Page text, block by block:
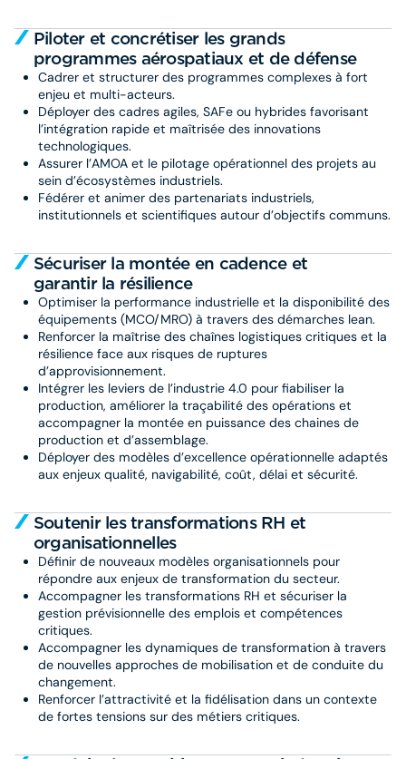
Piloter et concrétiser les grands
programmes aérospatiaux et de défense
Cadrer et structurer des programmes complexes à fort
enjeu et multi-acteurs.
Déployer des cadres agiles, SAFe ou hybrides favorisant
l’intégration rapide et maîtrisée des innovations
technologiques.
Assurer l’AMOA et le pilotage opérationnel des projets au
sein d’écosystèmes industriels.
Fédérer et animer des partenariats industriels,
institutionnels et scientifiques autour d’objectifs communs.
Sécuriser la montée en cadence et
garantir la résilience
Optimiser la performance industrielle et la disponibilité des
équipements (MCO/MRO) à travers des démarches lean.
Renforcer la maîtrise des chaînes logistiques critiques et la
résilience face aux risques de ruptures
d’approvisionnement.
Intégrer les leviers de l’industrie 4.0 pour fiabiliser la
production, améliorer la traçabilité des opérations et
accompagner la montée en puissance des chaines de
production et d’assemblage.
Déployer des modèles d’excellence opérationnelle adaptés
aux enjeux qualité, navigabilité, coût, délai et sécurité.
Soutenir les transformations RH et
organisationnelles
Définir de nouveaux modèles organisationnels pour
répondre aux enjeux de transformation du secteur.
Accompagner les transformations RH et sécuriser la
gestion prévisionnelle des emplois et compétences
critiques.
Accompagner les dynamiques de transformation à travers
de nouvelles approches de mobilisation et de conduite du
changement.
Renforcer l’attractivité et la fidélisation dans un contexte
de fortes tensions sur des métiers critiques.